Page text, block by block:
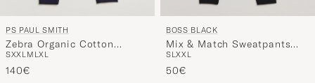
PS PAUL SMITH
Zebra Organic Cotton
Sweatpants Navy
SXXLM LXL
140€
BOSS BLACK
Mix & Match Sweatpants
Black
SLXXL
50€